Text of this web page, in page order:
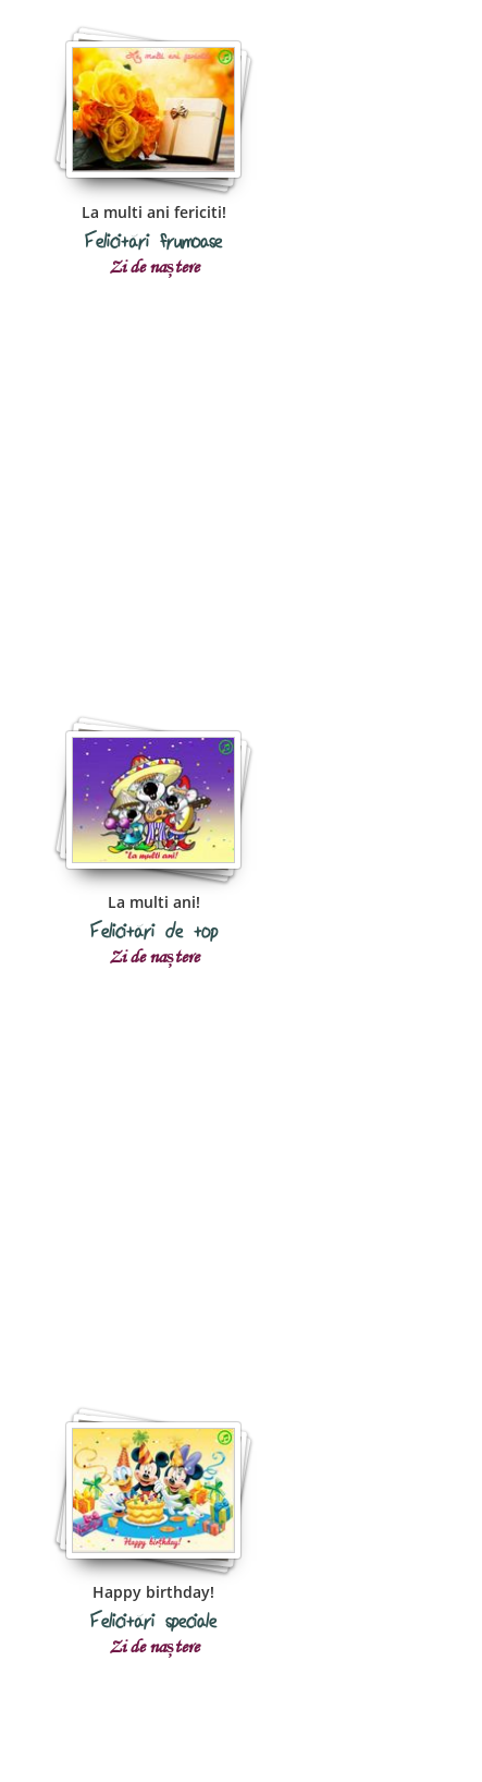
La multi ani fericiti!
Felicitări frumoase
Zi de naștere
La multi ani!
Felicitări de top
Zi de naștere
Happy birthday!
Felicitări speciale
Zi de naștere